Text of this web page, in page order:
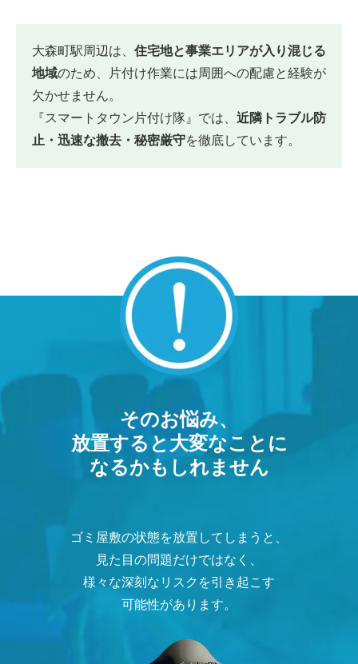
大森町駅周辺は、 住宅地と事業エリアが入り混じる
地域のため、片付け作業には周囲への配慮と経験が
欠かせません。
『スマートタウン片付け隊』では、 近隣トラブル防
止・迅速な撤去・秘密厳守を徹底しています。
そのお悩み、
放置すると大変なことに
なるかもしれません
ゴミ屋敷の状態を放置してしまうと、
見た目の問題だけではなく、
様々な深刻なリスクを引き起こす
可能性があります。